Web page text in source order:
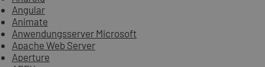
Angular
Animate
Anwendungsserver Microsoft
Apache Web Server
Aperture